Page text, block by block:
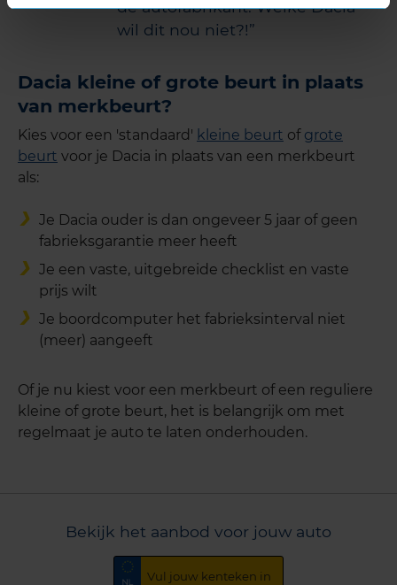
de autofabrikant. Welke Dacia
wil dit nou niet?!
Dacia kleine of grote beurt in plaats
van merkbeurt?
Kies voor een 'standaard' kleine beurt of grote
beurt voor je Dacia in plaats van een merkbeurt
als:
Je Dacia ouder is dan ongeveer 5 jaar of geen
fabrieksgarantie meer heeft
Je een vaste, uitgebreide checklist en vaste
prijs wilt
Je boordcomputer het fabrieksinterval niet
(meer) aangeeft
Of je nu kiest voor een merkbeurt of een reguliere
kleine of grote beurt, het is belangrijk om met
regelmaat je auto te laten onderhouden.
Bekijk het aanbod voor jouw auto